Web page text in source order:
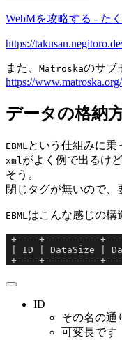
WebMを攻略する - た
https://
また、 Matroskaのサブ
https://
データの格納
EBMLという仕組みに乗
xmlがよく例で出るけ
そう。
閉じタグが無いので、
EBMLはこんな感じの構
+----+----------
| ID | DataSize |
+----+----------
ID
その名の通
可変長です